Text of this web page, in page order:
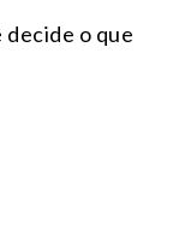
decide o que